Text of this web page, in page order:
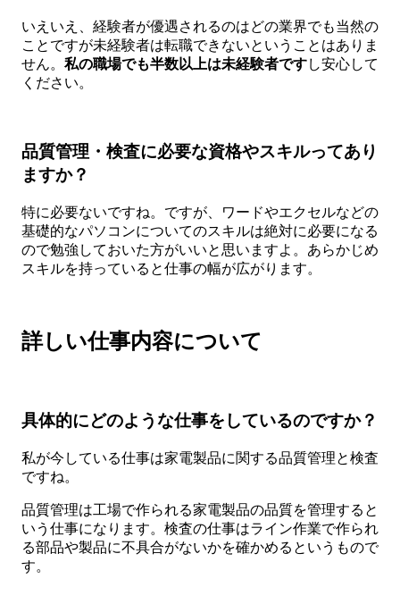
いえいえ、経験者が優遇されるのはどの業界でも当然の
ことですが未経験者は転職できないということはありま
せん。 私の職場でも半数以上は未経験者ですし安心して
ください。
品質管理・検査に必要な資格やスキルってあり
ますか？
特に必要ないですね。ですが、ワードやエクセルなどの
基礎的なパソコンについてのスキルは絶対に必要になる
ので勉強しておいた方がいいと思いますよ。あらかじめ
スキルを持っていると仕事の幅が広がります。
詳しい仕事内容について
具体的にどのような仕事をしているのですか？
私が今している仕事は家電製品に関する品質管理と検査
ですね。
品質管理は工場で作られる家電製品の品質を管理すると
いう仕事になります。検査の仕事はライン作業で作られ
る部品や製品に不具合がないかを確かめるというもので
す。